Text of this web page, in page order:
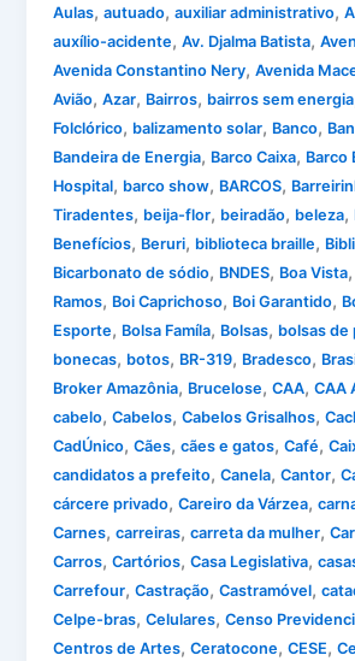
Aulas,autuado,auxiliar administrativo,
auxílio-acidente,Av. Djalma Batista,
Avenida Constantino Nery,Avenida
Avião,Azar, Bairros, bairros sem energia
Folclórico, balizamento solar, Banco,
Bandeira de Energia, Barco Caixa, Barco
Hospital, barco show, BARCOS,
Tiradentes, beija-flor, beiradão, beleza,
Benefícios, Beruri, biblioteca braille,
Bicarbonato de sódio, BNDES, Boa Vista,
Ramos, Boi Caprichoso, Boi Garantido,
Esporte, Bolsa Famíla, Bolsas, bolsas de
bonecas, botos, BR-319, Bradesco,
Broker Amazônia, Brucelose,CAA,CAA
cabelo,Cabelos,Cabelos Grisalhos,
CadÚnico,Cães,cães e gatos,Café,
candidatos a prefeito,Canela,Cantor,
cárcere privado,Careiro da Várzea,
Carnes,carreiras,carreta da mulher,
Carros,Cartórios,Casa Legislativa,
Carrefour,Castração,Castramóvel,
Celpe-bras,Celulares,Censo
Centros de Artes,Ceratocone,CESE,